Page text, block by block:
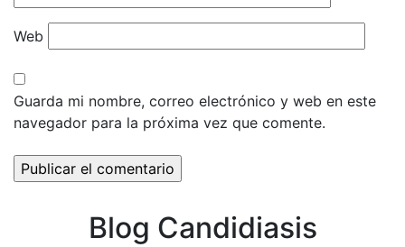
Web
Guarda mi nombre, correo electrónico y web en este
navegador para la próxima vez que comente.
Blog Candidiasis